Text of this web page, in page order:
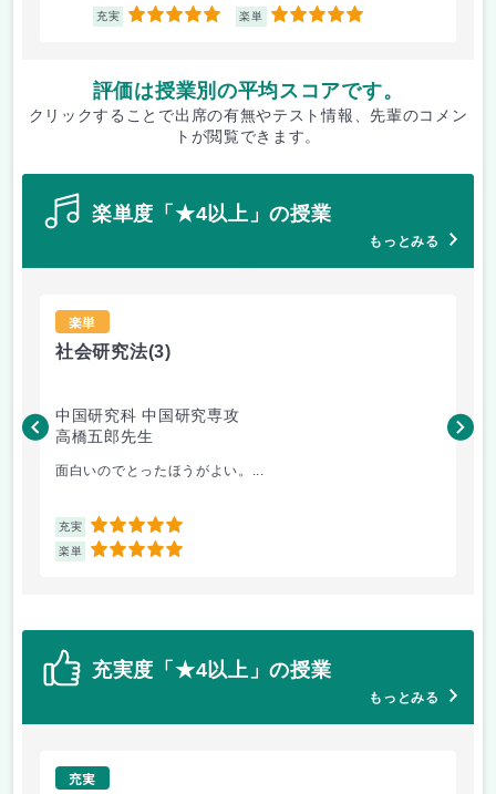
充実 5 楽単 5
評価は授業別の平均スコアです。
クリックすることで出席の有無やテスト情報、先輩のコメン
トが閲覧できます。
楽単度「★4以上」の授業
もっとみる
楽単
社会研究法(3)
中国研究科 中国研究専攻
高橋五郎先生
面白いのでとったほうがよい。...
充実 5
楽単 5
木
充実度「★4以上」の授業
もっとみる
充実